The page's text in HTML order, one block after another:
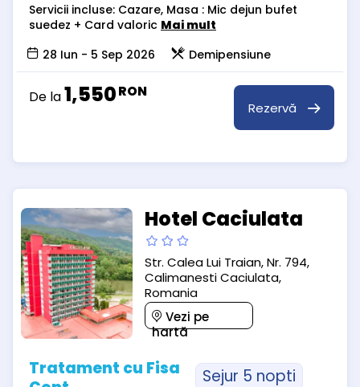
Servicii incluse: Cazare, Masa : Mic dejun bufet
suedez + Card valoric Mai mult
28 Iun - 5 Sep 2026
Demipensiune
De la1,550RON
Rezervă
Hotel Caciulata
Str. Calea Lui Traian, Nr. 794,
Calimanesti Caciulata,
Romania
Vezi pe
hartă
Tratament cu Fisa
Sejur 5 nopti